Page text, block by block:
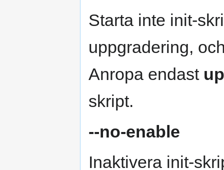
Starta inte init-
uppgradering,
Anropa endast
skript.
--no-enable
Inaktivera init-